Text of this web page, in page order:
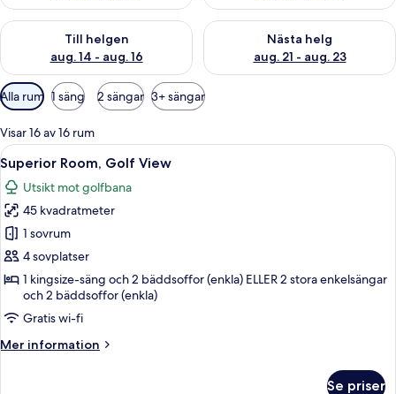
Till helgen
aug. 14 - aug. 16
Kontrollera tillgängligheten för den här helgen aug. 14 - aug.
Nästa helg
aug. 21 - aug. 23
Kontrollera tillgängligheten
Tillgängliga
filter
för
rum
Alla rum 1 säng 2 sängar 3+ sängar
Visar 16 av 16 rum
Öppna
alla
foton
för
Superior
Room,
Golf
View
Ett modernt hotellrum med två
5
Superior Room, Golf View
Utsikt mot golfbana
45 kvadratmeter
1 sovrum
4 sovplatser
1 kingsize-säng och 2 bäddsoffor (enkla) ELLER 2 stora enkelsängar
och 2 bäddsoffor (enkla)
Gratis wi-fi
Mer information
Mer
Se priser